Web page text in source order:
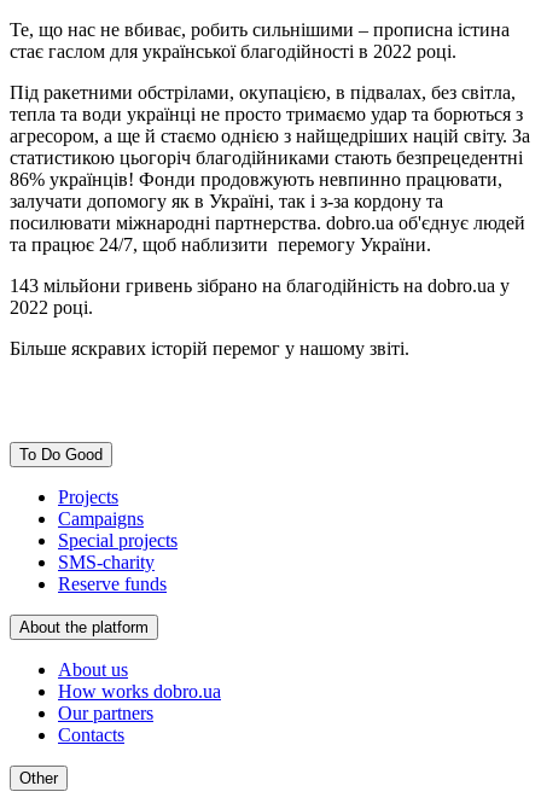
Те, що нас не вбиває, робить сильнішими – прописна істина
стає гаслом для української благодійності в 2022 році.
Під ракетними обстрілами, окупацією, в підвалах, без світла,
тепла та води українці не просто тримаємо удар та борються з
агресором, а ще й стаємо однією з найщедріших націй світу. За
статистикою цьогоріч благодійниками стають безпрецедентні
86% українців! Фонди продовжують невпинно працювати,
залучати допомогу як в Україні, так і з-за кордону та
посилювати міжнародні партнерства. dobro.ua об'єднує людей
та працює 24/7, щоб наблизити перемогу України.
143 мільйони гривень зібрано на благодійність на dobro.ua у
2022 році.
Більше яскравих історій перемог у нашому звіті.
To Do Good
Projects
Campaigns
Special projects
SMS-charity
Reserve funds
About the platform
About us
How works dobro.ua
Our partners
Contacts
Other